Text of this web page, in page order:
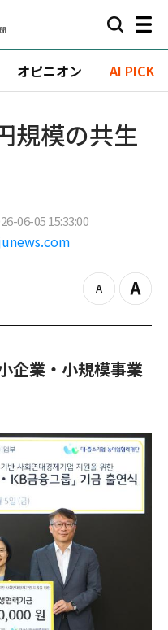
オピニオン AI PICK
規模の共生
06-05 15:33:00
z
o
u
Z
o
i
n
企業・小規模事業